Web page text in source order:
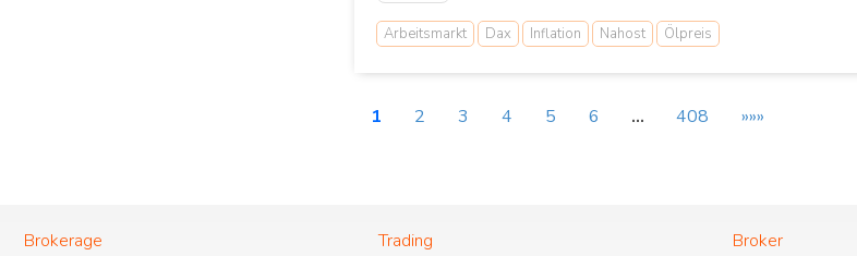
Arbeitsmarkt Dax Inflation Nahost Ölpreis
1 2 3 4 5 6 … 408 »»»
Brokerage Trading Broker